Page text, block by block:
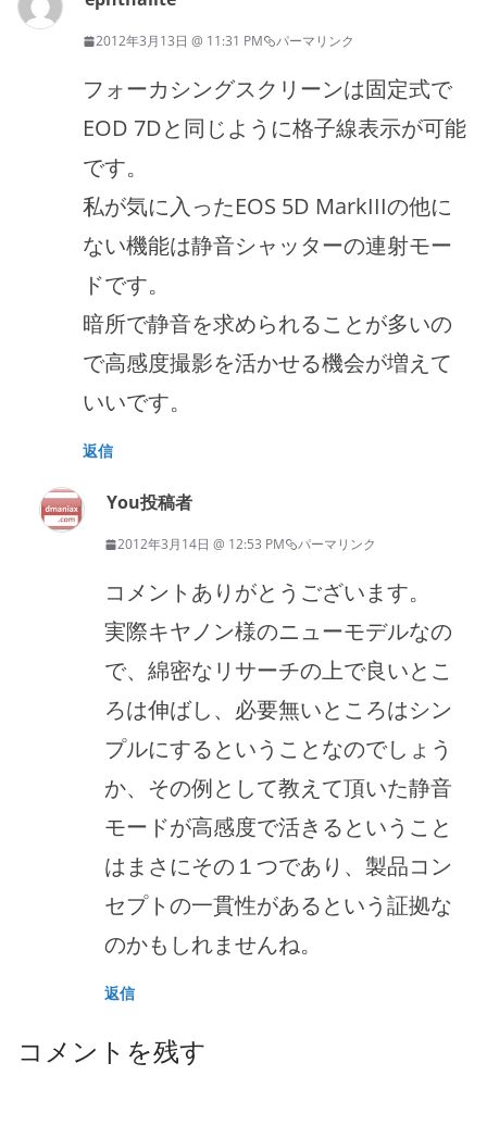
2012年3月13日 @ 11:31 PM パーマリンク
フォーカシングスクリーンは固定式で
EOD 7Dと同じように格子線表示が可能
です。
私が気に入ったEOS 5D MarkIIIの他に
ない機能は静音シャッターの連射モー
ドです。
暗所で静音を求められることが多いの
で高感度撮影を活かせる機会が増えて
いいです。
返信
You投稿者
2012年3月14日 @ 12:53 PM パーマリンク
コメントありがとうございます。
実際キヤノン様のニューモデルなの
で、綿密なリサーチの上で良いとこ
ろは伸ばし、必要無いところはシン
プルにするということなのでしょう
か、その例として教えて頂いた静音
モードが高感度で活きるということ
はまさにその１つであり、製品コン
セプトの一貫性があるという証拠な
のかもしれませんね。
返信
コメントを残す